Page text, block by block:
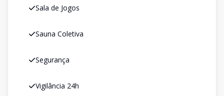
Sala de Jogos
Sauna Coletiva
Segurança
Vigilância 24h